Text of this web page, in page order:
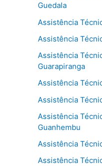
Guedala
Assistência
Assistência
Assistência
Guarapiranga
Assistência
Assistência
Assistência
Guanhembu
Assistência
Assistência